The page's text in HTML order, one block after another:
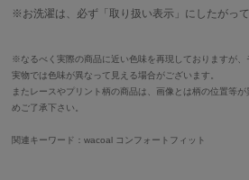
※お洗濯は、必ず「取り扱い表示」にしたがって
※なるべく実際の商品に近い色味を再現しておりますが、
実物では色味が異なって見える場合がございます。
またレースやプリント柄の商品は、画像とは柄の位置等
めご了承下さい。
関連キーワード：wacoal コンフォートフィット